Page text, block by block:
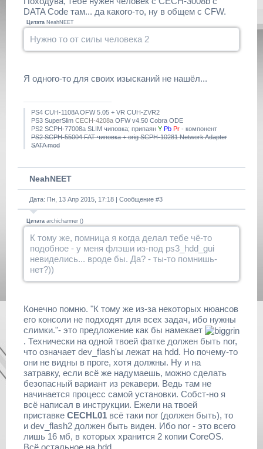
DATA Code там... да какого-то, ну в общем с CFW.
Цитата NeahNEET
Нужно то от силы человека 2
Я одного-то для своих изысканий не нашёл...
PS4 CUH-1108A OFW 5.05 + VR CUH-ZVR2
PS3 SuperSlim CECH-4208a OFW v4.50 Cobra ODE
PS2 SCPH-77008a SLIM чиповка; припаян Y Pb Pr - компонент
PS2 SCPH-55004 FAT чиповка + orig SCPH-10281 Network Adapter
SATA mod
NeahNEET
Дата: Пн, 13 Апр 2015, 17:18 | Сообщение #3
Цитата archicharmer ()
К тому же, помница я когда делал тебе чё-то
подобное - у меня флэши из-под ps3_hdd_gui
невиделись... вроде бы. Да? - ты-то помнишь-
нет?))
Конечно помню. "К тому же из-за некоторых нюансов
его консоли не подходят для всех задач, ибо нужны
слимки."- это предложение как бы намекает
. Технически на одной твоей фатке должен быть nor,
что означает dev_flash'ы лежат на hdd. Но почему-то
они не видны в проге, хотя должны. Ну и на
затравку, если всё же надумаешь, можно сделать
безопасный вариант из рекавери. Ведь там не
начинается процесс самой установки. Собст-но я
всё написал в инструкции. Ежели на твоей
приставке CECHL01 всё таки nor (должен быть), то
и dev_flash2 должен быть виден. Ибо nor - это всего
лишь 16 мб, в которых хранится 2 копии CoreOS.
Всё остальное на hdd.